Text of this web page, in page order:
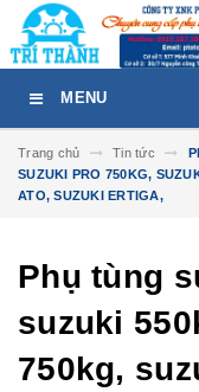
MENU
Trang chủ Tin tức
SUZUKI PRO 750KG,
ATO, SUZUKI ERTIGA,
Phụ tùng
suzuki
750kg,